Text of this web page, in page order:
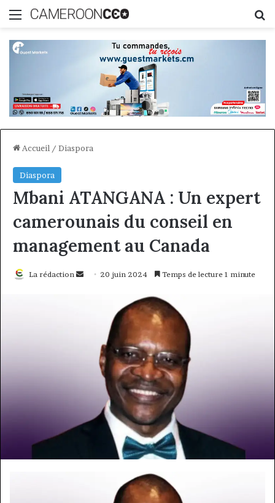
Menu
Accueil / Diaspora
Diaspora
Mbani ATANGANA : Un expert
camerounais du conseil en
management au Canada
La rédaction
Envoyer20 juin 2024 Temps de lecture 1 minute